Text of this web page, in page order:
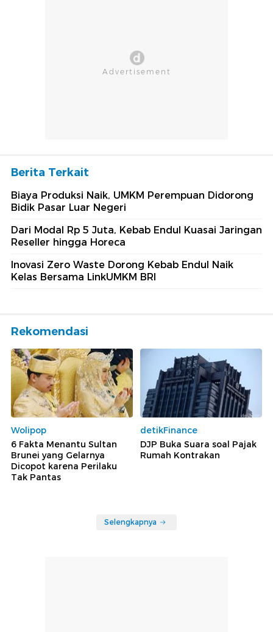
Berita Terkait
Biaya Produksi Naik, UMKM Perempuan Didorong
Bidik Pasar Luar Negeri
Dari Modal Rp 5 Juta, Kebab Endul Kuasai Jaringan
Reseller hingga Horeca
Inovasi Zero Waste Dorong Kebab Endul Naik
Kelas Bersama LinkUMKM BRI
Rekomendasi
Wolipop
6 Fakta Menantu Sultan
Brunei yang Gelarnya
Dicopot karena Perilaku
Tak Pantas
detikFinance
DJP Buka Suara soal Pajak
Rumah Kontrakan
Selengkapnya